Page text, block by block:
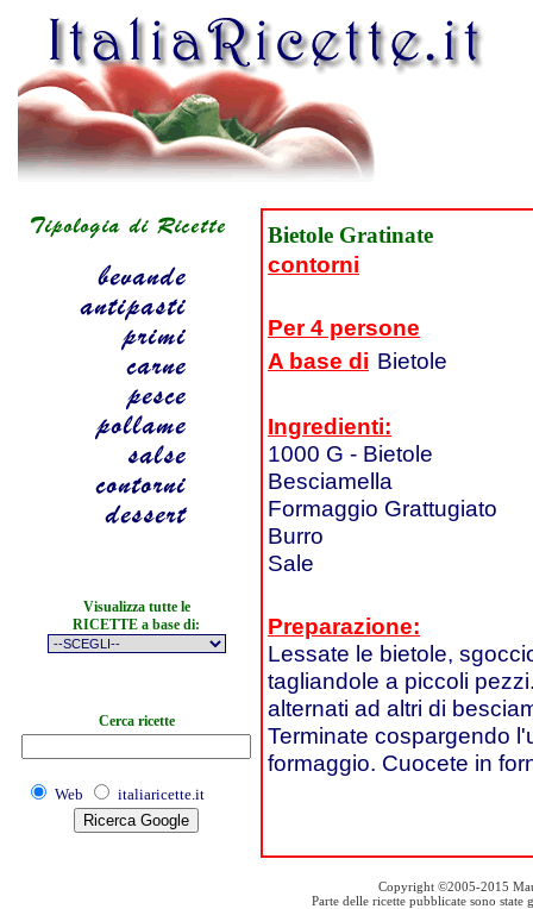
Visualizza tutte le
RICETTE a base di:
Cerca ricette
Web italiaricette.it
Bietole Gratinate
contorni
Per 4 persone
A base di Bietole
Ingredienti:
1000 G - Bietole
Besciamella
Formaggio Grattugiato
Burro
Sale
Preparazione:
Lessate le bietole,
tagliandole a piccoli
alternati ad altri di
Terminate cospargendo
formaggio. Cuocete in
Copyright ©2005-2015
Parte delle ricette pubblicate sono state